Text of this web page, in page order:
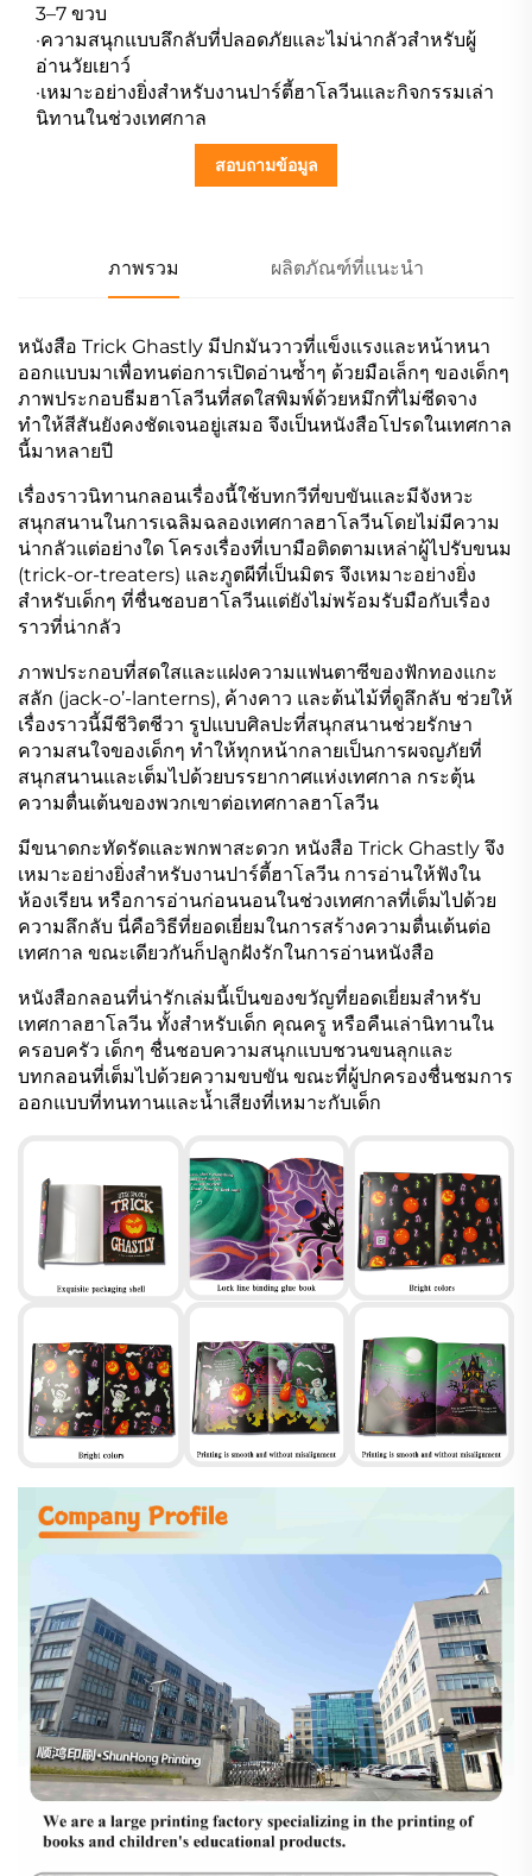
3–7 ขวบ
·ความสนุกแบบลึกลับที่ปลอดภัยและไม่น่ากลัวสำหรับผู้
อ่านวัยเยาว์
·เหมาะอย่างยิ่งสำหรับงานปาร์ตี้ฮาโลวีนและกิจกรรมเล่า
นิทานในช่วงเทศกาล
สอบถามข้อมูล
ภาพรวม ผลิตภัณฑ์ที่แนะนำ
หนังสือ Trick Ghastly มีปกมันวาวที่แข็งแรงและหน้าหนา
ออกแบบมาเพื่อทนต่อการเปิดอ่านซ้ำๆ ด้วยมือเล็กๆ ของเด็กๆ
ภาพประกอบธีมฮาโลวีนที่สดใสพิมพ์ด้วยหมึกที่ไม่ซีดจาง
ทำให้สีสันยังคงชัดเจนอยู่เสมอ จึงเป็นหนังสือโปรดในเทศกาล
นี้มาหลายปี
เรื่องราวนิทานกลอนเรื่องนี้ใช้บทกวีที่ขบขันและมีจังหวะ
สนุกสนานในการเฉลิมฉลองเทศกาลฮาโลวีนโดยไม่มีความ
น่ากลัวแต่อย่างใด โครงเรื่องที่เบามือติดตามเหล่าผู้ไปรับขนม
(trick-or-treaters) และภูตผีที่เป็นมิตร จึงเหมาะอย่างยิ่ง
สำหรับเด็กๆ ที่ชื่นชอบฮาโลวีนแต่ยังไม่พร้อมรับมือกับเรื่อง
ราวที่น่ากลัว
ภาพประกอบที่สดใสและแฝงความแฟนตาซีของฟักทองแกะ
สลัก (jack-o’-lanterns), ค้างคาว และต้นไม้ที่ดูลึกลับ ช่วยให้
เรื่องราวนี้มีชีวิตชีวา รูปแบบศิลปะที่สนุกสนานช่วยรักษา
ความสนใจของเด็กๆ ทำให้ทุกหน้ากลายเป็นการผจญภัยที่
สนุกสนานและเต็มไปด้วยบรรยากาศแห่งเทศกาล กระตุ้น
ความตื่นเต้นของพวกเขาต่อเทศกาลฮาโลวีน
มีขนาดกะทัดรัดและพกพาสะดวก หนังสือ Trick Ghastly จึง
เหมาะอย่างยิ่งสำหรับงานปาร์ตี้ฮาโลวีน การอ่านให้ฟังใน
ห้องเรียน หรือการอ่านก่อนนอนในช่วงเทศกาลที่เต็มไปด้วย
ความลึกลับ นี่คือวิธีที่ยอดเยี่ยมในการสร้างความตื่นเต้นต่อ
เทศกาล ขณะเดียวกันก็ปลูกฝังรักในการอ่านหนังสือ
หนังสือกลอนที่น่ารักเล่มนี้เป็นของขวัญที่ยอดเยี่ยมสำหรับ
เทศกาลฮาโลวีน ทั้งสำหรับเด็ก คุณครู หรือคืนเล่านิทานใน
ครอบครัว เด็กๆ ชื่นชอบความสนุกแบบชวนขนลุกและ
บทกลอนที่เต็มไปด้วยความขบขัน ขณะที่ผู้ปกครองชื่นชมการ
ออกแบบที่ทนทานและน้ำเสียงที่เหมาะกับเด็ก